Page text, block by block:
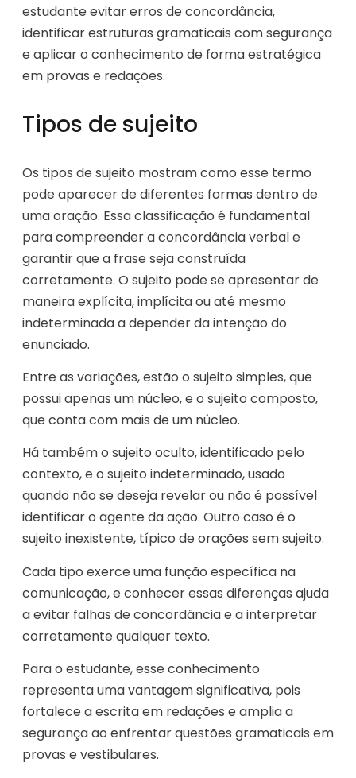
estudante evitar erros de concordância,
identificar estruturas gramaticais com segurança
e aplicar o conhecimento de forma estratégica
em provas e redações.
Tipos de sujeito
Os tipos de sujeito mostram como esse termo
pode aparecer de diferentes formas dentro de
uma oração. Essa classificação é fundamental
para compreender a concordância verbal e
garantir que a frase seja construída
corretamente. O sujeito pode se apresentar de
maneira explícita, implícita ou até mesmo
indeterminada a depender da intenção do
enunciado.
Entre as variações, estão o sujeito simples, que
possui apenas um núcleo, e o sujeito composto,
que conta com mais de um núcleo.
Há também o sujeito oculto, identificado pelo
contexto, e o sujeito indeterminado, usado
quando não se deseja revelar ou não é possível
identificar o agente da ação. Outro caso é o
sujeito inexistente, típico de orações sem sujeito.
Cada tipo exerce uma função específica na
comunicação, e conhecer essas diferenças ajuda
a evitar falhas de concordância e a interpretar
corretamente qualquer texto.
Para o estudante, esse conhecimento
representa uma vantagem significativa, pois
fortalece a escrita em redações e amplia a
segurança ao enfrentar questões gramaticais em
provas e vestibulares.